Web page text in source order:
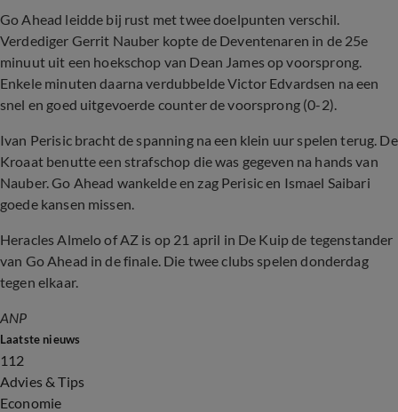
Go Ahead leidde bij rust met twee doelpunten verschil.
Verdediger Gerrit Nauber kopte de Deventenaren in de 25e
minuut uit een hoekschop van Dean James op voorsprong.
Enkele minuten daarna verdubbelde Victor Edvardsen na een
snel en goed uitgevoerde counter de voorsprong (0-2).
Ivan Perisic bracht de spanning na een klein uur spelen terug. De
Kroaat benutte een strafschop die was gegeven na hands van
Nauber. Go Ahead wankelde en zag Perisic en Ismael Saibari
goede kansen missen.
Heracles Almelo of AZ is op 21 april in De Kuip de tegenstander
van Go Ahead in de finale. Die twee clubs spelen donderdag
tegen elkaar.
ANP
Laatste nieuws
112
Advies & Tips
Economie